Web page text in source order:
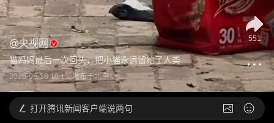
@央视网
猫妈妈最后一次回头，把小猫永远留给了人类
2026-06-18 10:11 发布于北京
551
打开腾讯新闻客户端说两句